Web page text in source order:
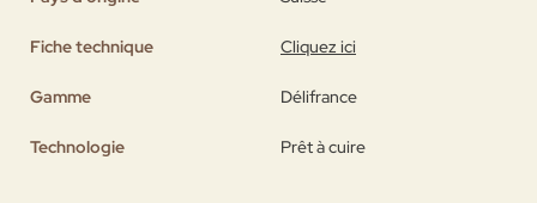
Fiche technique Cliquez ici
Gamme Délifrance
Technologie Prêt à cuire